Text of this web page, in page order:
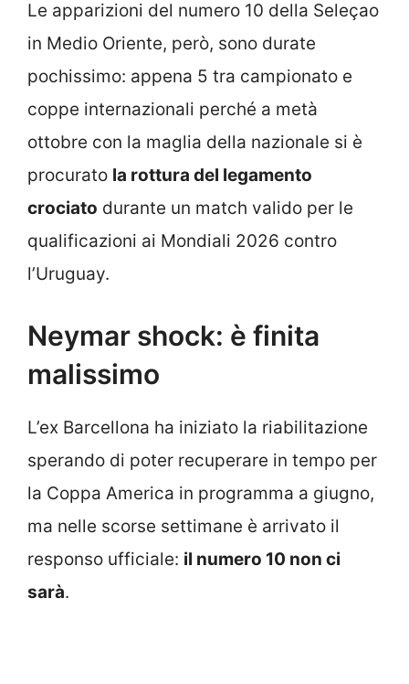
Le apparizioni del numero 10 della Seleçao
in Medio Oriente, però, sono durate
pochissimo: appena 5 tra campionato e
coppe internazionali perché a metà
ottobre con la maglia della nazionale si è
procurato la rottura del legamento
crociato durante un match valido per le
qualificazioni ai Mondiali 2026 contro
l’Uruguay.
Neymar shock: è finita
malissimo
L’ex Barcellona ha iniziato la riabilitazione
sperando di poter recuperare in tempo per
la Coppa America in programma a giugno,
ma nelle scorse settimane è arrivato il
responso ufficiale: il numero 10 non ci
sarà.